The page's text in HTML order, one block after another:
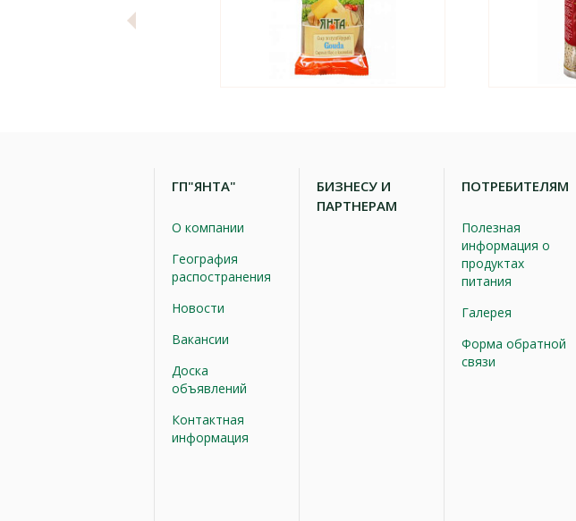
ГП"ЯНТА"
О компании
География
распостранения
Новости
Вакансии
Доска
объявлений
Контактная
информация
БИЗНЕСУ И
ПАРТНЕРАМ
ПОТРЕБИТЕЛЯМ
Полезная
информация о
продуктах
питания
Галерея
Форма обратной
связи